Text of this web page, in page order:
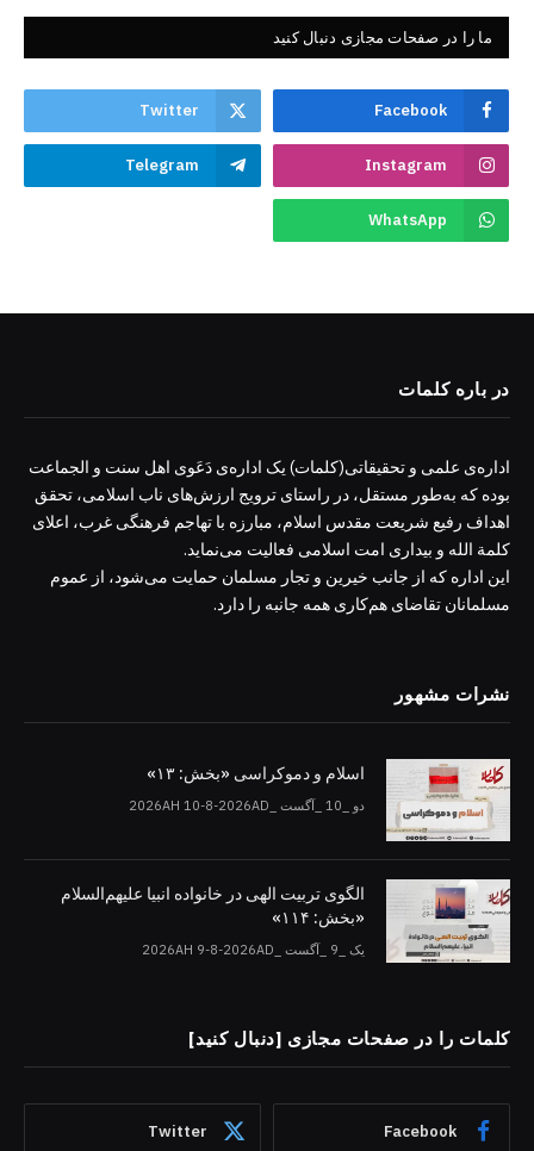
ما را در صفحات مجازی دنبال کنید
Facebook
Twitter
Instagram
Telegram
WhatsApp
در باره کلمات
اداره‌ی علمی و تحقیقاتی(کلمات) یک اداره‌ی دَعَوی اهل سنت و الجماعت
بوده که به‌طور مستقل، در راستای ترویج ارزش‌های ناب اسلامی، تحقق
اهداف رفیع شریعت مقدس اسلام، مبارزه با تهاجم فرهنگی غرب، اعلای
کلمة الله و بیداری امت اسلامی فعالیت می‌نماید.
این اداره که از جانب خیرین و تجار مسلمان حمایت می‌شود، از عموم
مسلمانان تقاضای هم‌کاری همه جانبه را دارد.
نشرات مشهور
اسلام و دموکراسی «بخش: ۱۳»
دو _10 _آگست _2026AH 10-8-2026AD
الگوی تربیت الهی در خانواده انبیا‌‌ علیهم‌السلام
«بخش: ۱۱۴»
یک _9 _آگست _2026AH 9-8-2026AD
کلمات را در صفحات مجازی [دنبال کنید]
Facebook
Twitter